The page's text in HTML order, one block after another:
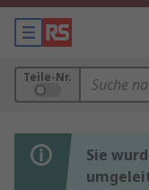
Teile-Nr.
Sie